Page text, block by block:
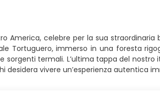
America, celebre per la sua
Tortuguero, immerso in una foresta
termali. L’ultima tappa del
vivere un’esperienza autentica